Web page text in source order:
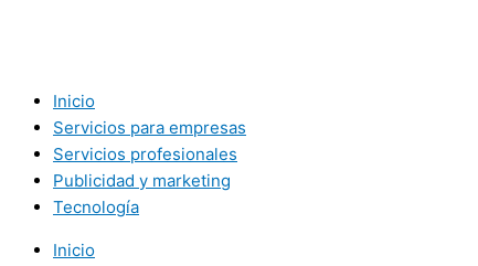
Inicio
Servicios para empresas
Servicios profesionales
Publicidad y marketing
Tecnología
Inicio